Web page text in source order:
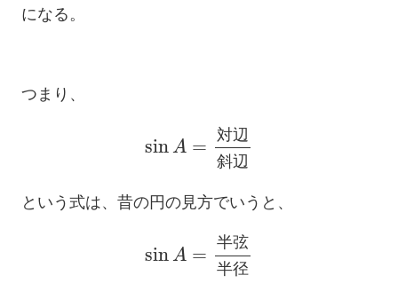
になる。
つまり、
対 辺
斜 辺
辺斜辺
という式は、昔の円の見方でいうと、
弦
径
弦半径